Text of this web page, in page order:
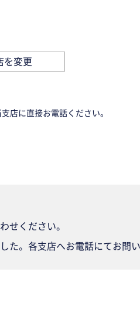
を変更
店に直接お電話ください。
せください。
た。各支店へお電話にてお問い